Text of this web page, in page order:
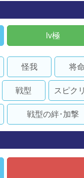
lv極
怪我 将命
戦型 スピクリ
戦型の絆･加撃